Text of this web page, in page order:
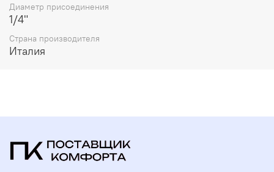
Диаметр присоединения
1/4"
Страна производителя
Италия